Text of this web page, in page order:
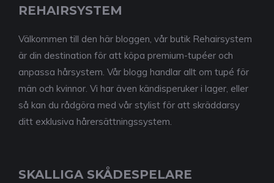
REHAIRSYSTEM
Välkommen till den här bloggen, vår butik Rehairsystem
är din destination för att köpa premium-tupéer och
anpassa hårsystem. Vår blogg handlar allt om tupé för
män och kvinnor. Vi har även kändisperuker i lager, eller
så kan du rådgöra med vår stylist för att skräddarsy
ditt exklusiva hårersättningssystem.
SKALLIGA SKÅDESPELARE